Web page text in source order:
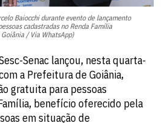
Baiocchi durante evento de lançamento
cadastradas no Renda Família
/ Via WhatsApp)
Senac lançou, nesta quarta-
a Prefeitura de Goiânia,
gratuita para pessoas
benefício oferecido pela
em situação de